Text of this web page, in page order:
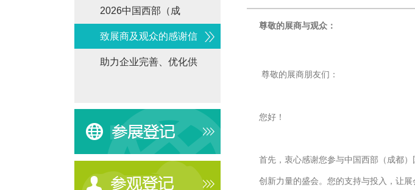
2026中国西部（成
致展商及观众的感谢信
助力企业完善、优化供
尊敬的展商与观众：
尊敬的展商朋友们：
您好！
首先，衷心感谢您参与中国西部（成都
创新力量的盛会。您的支持与投入，让